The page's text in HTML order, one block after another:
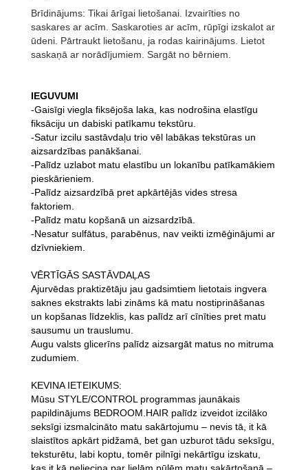
Brīdinājums: Tikai ārīgai lietošanai. Izvairīties no
saskares ar acīm. Saskaroties ar acīm, rūpīgi izskalot ar
ūdeni. Pārtraukt lietošanu, ja rodas kairinājums. Lietot
saskaņā ar norādījumiem. Sargāt no bērniem.
IEGUVUMI
-Gaisīgi viegla fiksējoša laka, kas nodrošina elastīgu
fiksāciju un dabiski patīkamu tekstūru.
-Satur izcilu sastāvdaļu trio vēl labākas tekstūras un
aizsardzības panākšanai.
-Palīdz uzlabot matu elastību un lokanību patīkamākiem
pieskārieniem.
-Palīdz aizsardzībā pret apkārtējās vides stresa
faktoriem.
-Palīdz matu kopšanā un aizsardzībā.
-Nesatur sulfātus, parabēnus, nav veikti izmēģinājumi ar
dzīvniekiem.
VĒRTĪGĀS SASTĀVDAĻAS
Ajurvēdas praktizētāju jau gadsimtiem lietotais ingvera
saknes ekstrakts labi zināms kā matu nostiprināšanas
un kopšanas līdzeklis, kas palīdz arī cīnīties pret matu
sausumu un trauslumu.
Augu valsts glicerīns palīdz aizsargāt matus no mitruma
zudumiem.
KEVINA IETEIKUMS:
Mūsu STYLE/CONTROL programmas jaunākais
papildinājums BEDROOM.HAIR palīdz izveidot izcilāko
seksīgi izsmalcināto matu sakārtojumu – nevis tā, it kā
slaistītos apkārt pidžamā, bet gan uzburot tādu seksīgu,
teksturētu, labi koptu, tomēr pilnīgi nekārtīgu izskatu,